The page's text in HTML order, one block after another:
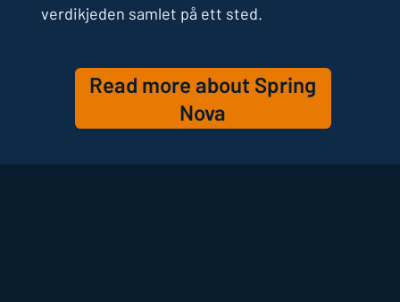
verdikjeden samlet på ett sted.
Read more about Spring
Nova